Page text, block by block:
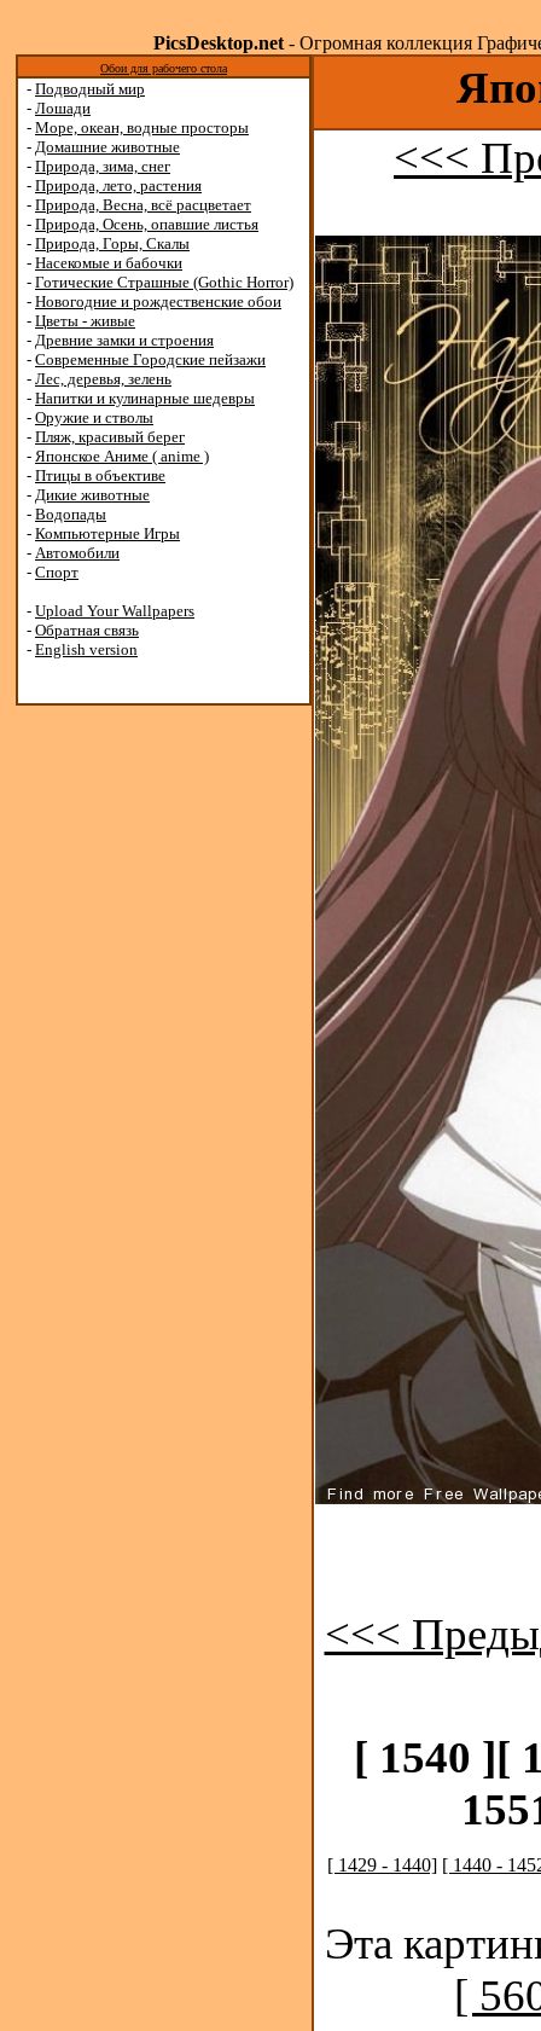
PicsDesktop.net- Огромная коллекция
Обои для рабочего стола
- Подводный мир
- Лошади
- Море, океан, водные просторы
- Домашние животные
- Природа, зима, снег
- Природа, лето, растения
- Природа, Весна, всё расцветает
- Природа, Осень, опавшие листья
- Природа, Горы, Скалы
- Насекомые и бабочки
- Готические Страшные (Gothic Horror)
- Новогодние и рождественские обои
- Цветы - живые
- Древние замки и строения
- Современные Городские пейзажи
- Лес, деревья, зелень
- Напитки и кулинарные шедевры
- Оружие и стволы
- Пляж, красивый берег
- Японское Аниме ( anime )
- Птицы в объективе
- Дикие животные
- Водопады
- Компьютерные Игры
- Автомобили
- Спорт
- Upload Your Wallpapers
- Обратная связь
- English version
<<<
<<<
[ 1540 ][
[ 1429 - 1440] [ 1440 -
Эта
[